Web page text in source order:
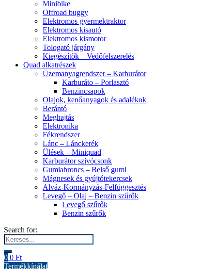
Minibike
Offroad buggy
Elektromos gyermektraktor
Elektromos kisautó
Elektromos kismotor
Tologató járgány
Kiegészítők – Vedőfelszerelés
Quad alkatrészek
Üzemanyagrendszer – Karburátor
Karburáto – Porlasztó
Benzincsapok
Olajok, kenőanyagok és adalékok
Berántó
Meghajtás
Elektronika
Fékrendszer
Lánc – Lánckerék
Ülések – Miniquad
Karburátor szívócsonk
Gumiabroncs – Belső gumi
Mágnesek és gyújtótekercsek
Alváz-Kormányzás-Felfüggesztés
Levegő – Olaj – Benzin szűrők
Levegő szűrők
Benzin szűrők
Search for:
0 0 Ft
Termékkínálat